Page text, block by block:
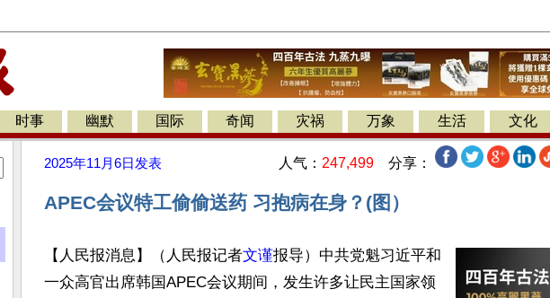
时事 幽默 国际 奇闻 灾祸 万象 生活 文化
2025年11月6日 发表 人气： 247,499 分享：
APEC会议特工偷偷送药 习抱病在身？(图）
【人民报消息】（人民报记者文谨报导）中共党魁习近平和
一众高官出席韩国APEC会议期间，发生许多让民主国家领